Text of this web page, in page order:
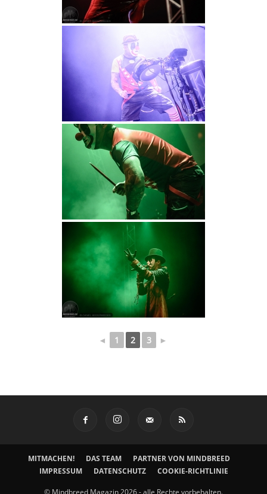
◄ 1 2 3 ►
MITMACHEN! DAS TEAM
PARTNER VON MINDBREED
IMPRESSUM
DATENSCHUTZ COOKIE-RICHTLINIE
© Mindbreed Magazin 2026 - alle Rechte vorbehalten.